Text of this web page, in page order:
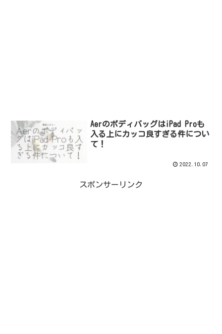
AerのボディバッグはiPad Proも
入る上にカッコ良すぎる件につい
て！
2022.10.07
スポンサーリンク